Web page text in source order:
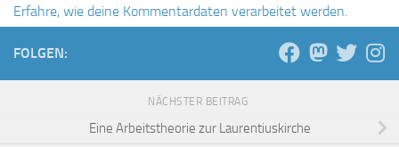
Erfahre, wie deine Kommentardaten verarbeitet werden.
FOLGEN:
NÄCHSTER BEITRAG
Eine Arbeitstheorie zur Laurentiuskirche